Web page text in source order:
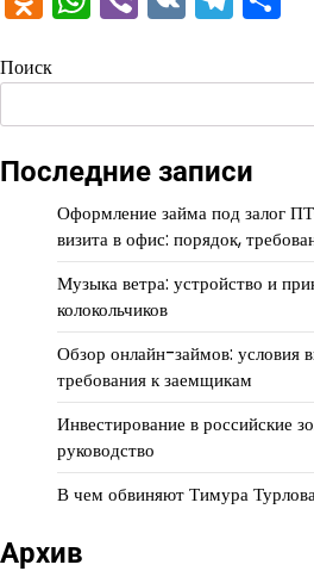
Поиск
Последние записи
Оформление займа под залог
визита в офис: порядок,
Музыка ветра: устройство и
колокольчиков
Обзор онлайн-займов: условия
требования к заемщикам
Инвестирование в российские
руководство
В чем обвиняют Тимура
Архив